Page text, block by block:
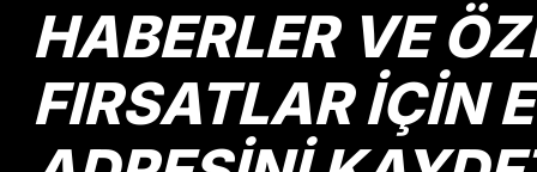
Ürün fiyatı diğer sitelerden daha pahalı.
HABERLER VE
FIRSATLAR İÇİN